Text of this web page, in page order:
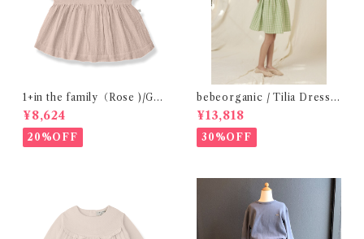
1+in the family（Rose )/GU
ALTA( 24-48m )
¥8,624
20%OFF
bebeorganic / Tilia Dress
Green Gingham (4-8y)
¥13,818
30%OFF